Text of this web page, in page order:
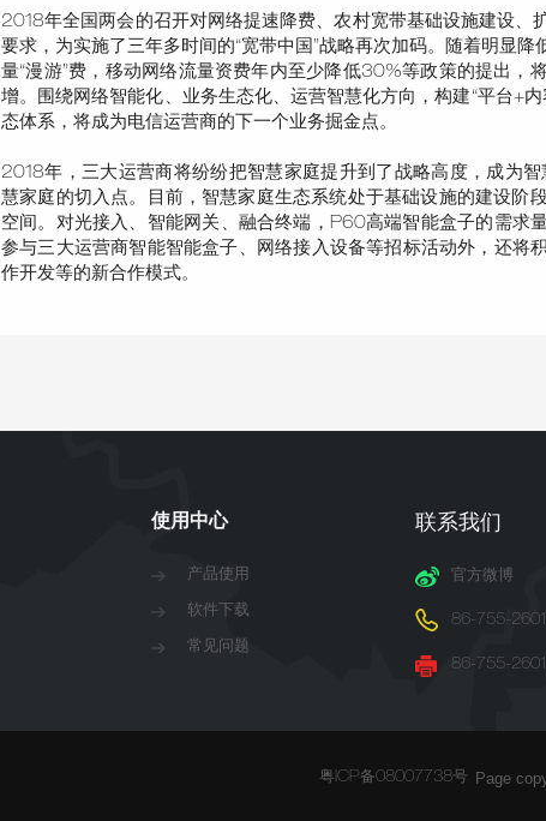
2018年全国两会的召开对网络提速降费、农村宽带基础设施建设、
要求，为实施了三年多时间的“宽带中国”战略再次加码。随着明显
量“漫游”费，移动网络流量资费年内至少降低30%等政策的提出，
增。围绕网络智能化、业务生态化、运营智慧化方向，构建“平台+
态体系，将成为电信运营商的下一个业务掘金点。
2018年，三大运营商将纷纷把智慧家庭提升到了战略高度，成为智
慧家庭的切入点。目前，智慧家庭生态系统处于基础设施的建设阶
空间。对光接入、智能网关、融合终端，P60高端智能盒子的需求
参与三大运营商智能智能盒子、网络接入设备等招标活动外，还将
作开发等的新合作模式。
使用中心
产品使用
软件下载
常见问题
联系我们
官方微博
86-755-
86-755-
Page
粤ICP备08007738号